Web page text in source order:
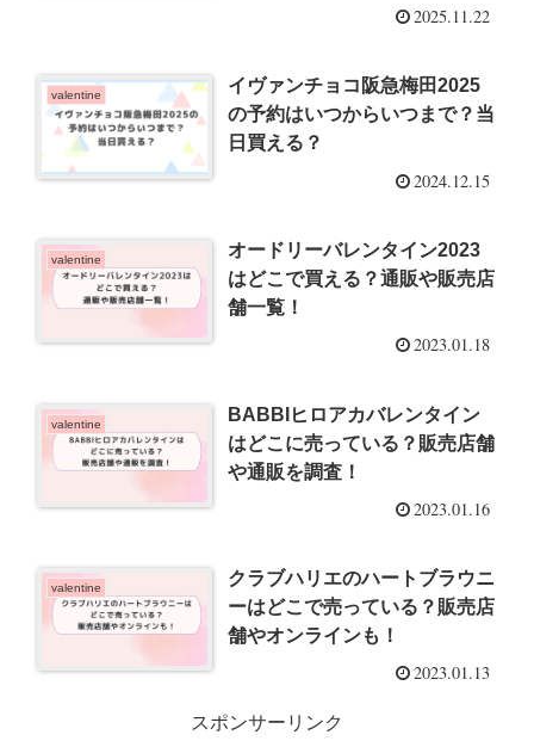
2025.11.22
valentine
イヴァンチョコ阪急梅田2025
の予約はいつからいつまで？当
日買える？
2024.12.15
valentine
オードリーバレンタイン2023
はどこで買える？通販や販売店
舗一覧！
2023.01.18
valentine
BABBIヒロアカバレンタイン
はどこに売っている？販売店舗
や通販を調査！
2023.01.16
valentine
クラブハリエのハートブラウニ
ーはどこで売っている？販売店
舗やオンラインも！
2023.01.13
スポンサーリンク